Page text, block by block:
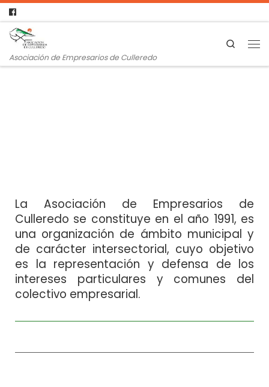
Asociación de Empresarios de Culleredo
Search
La Asociación de Empresarios de
Culleredo se constituye en el año 1991, es
una organización de ámbito municipal y
de carácter intersectorial, cuyo objetivo
es la representación y defensa de los
intereses particulares y comunes del
colectivo empresarial.